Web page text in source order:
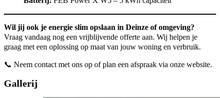
Wil jij ook je energie slim opslaan in Deinze of omgeving?
Vraag vandaag nog een vrijblijvende offerte aan. Wij helpen je
graag met een oplossing op maat van jouw woning en verbruik.
📞 Neem contact met ons op of plan een afspraak via onze website.
Gallerij